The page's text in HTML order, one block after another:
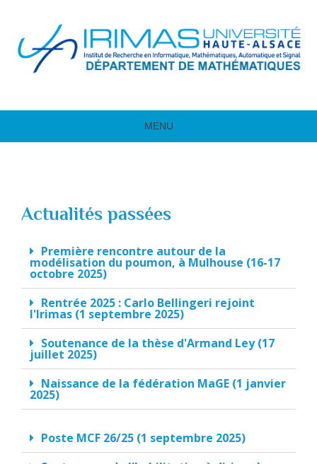
MENU
Actualités passées
Première rencontre autour de la
modélisation du poumon, à Mulhouse (16-17
octobre 2025)
Rentrée 2025 : Carlo Bellingeri rejoint
l'Irimas (1 septembre 2025)
Soutenance de la thèse d'Armand Ley (17
juillet 2025)
Naissance de la fédération MaGE (1 janvier
2025)
Poste MCF 26/25 (1 septembre 2025)